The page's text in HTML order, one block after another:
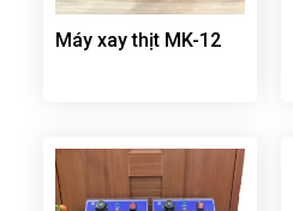
Máy xay thịt MK-12